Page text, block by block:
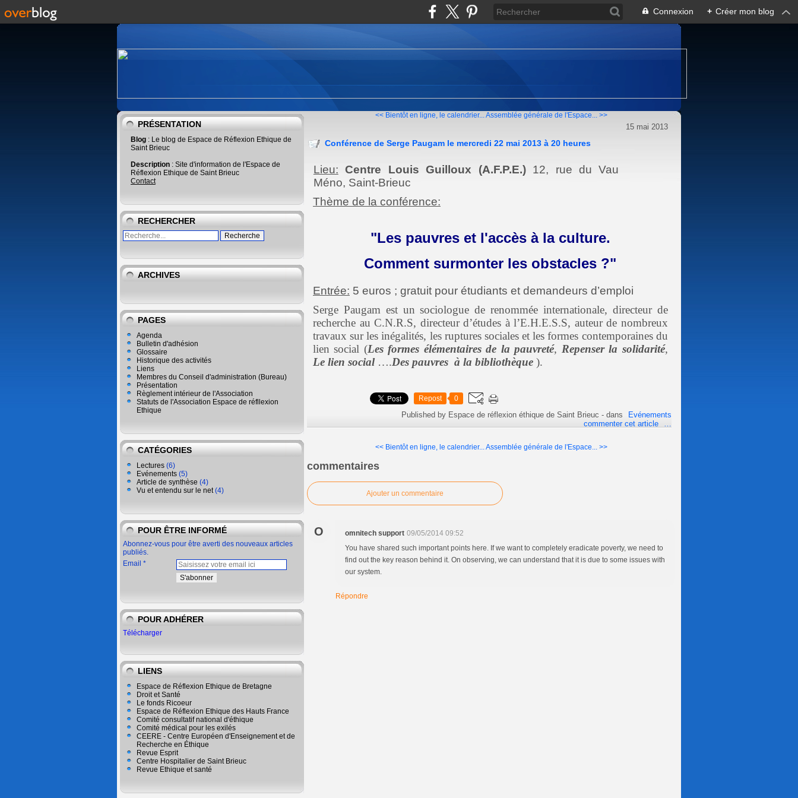
Connexion + Créer mon blog
PRÉSENTATION
Blog : Le blog de Espace de Réflexion Ethique de
Saint Brieuc
Description : Site d'information de l'Espace de
Réflexion Ethique de Saint Brieuc
Contact
RECHERCHER
ARCHIVES
PAGES
Agenda
Bulletin d'adhésion
Glossaire
Historique des activités
Liens
Membres du Conseil d'administration (Bureau)
Présentation
Règlement intérieur de l'Association
Statuts de l'Association Espace de réfllexion
Ethique
CATÉGORIES
Lectures (6)
Evénements (5)
Article de synthèse (4)
Vu et entendu sur le net(4)
POUR ÊTRE INFORMÉ
Abonnez-vous pour être averti des nouveaux articles
publiés.
Email
POUR ADHÉRER
Télécharger
LIENS
Espace de Réflexion Ethique de Bretagne
Droit et Santé
Le fonds Ricoeur
Espace de Réflexion Ethique des Hauts France
Comité consultatif national d'éthique
Comité médical pour les exilés
CEERE - Centre Européen d'Enseignement et de
Recherche en Éthique
Revue Esprit
Centre Hospitalier de Saint Brieuc
Revue Ethique et santé
<< Bientôt en ligne, le calendrier...Assemblée générale de l'Espace... >>
15 mai 2013
Conférence de Serge Paugam le mercredi 22 mai 2013 à 20 heures
Lieu: Centre Louis Guilloux (A.F.P.E.) 12, rue du Vau
Méno, Saint-Brieuc
Thème de la conférence:
"Les pauvres et l'accès à la culture.
Comment surmonter les obstacles ?"
Entrée: 5 euros ; gratuit pour étudiants et demandeurs d’emploi
Serge Paugam est un sociologue de renommée internationale, directeur de
recherche au C.N.R.S, directeur d’études à l’E.H.E.S.S, auteur de nombreux
travaux sur les inégalités, les ruptures sociales et les formes contemporaines du
lien social (Les formes élémentaires de la pauvreté, Repenser la solidarité,
Le lien social….Des pauvres à la bibliothèque ).
Repost 0
Published by Espace de réflexion éthique de Saint Brieuc -dans
Evénements
commenter cet article
…
<< Bientôt en ligne, le calendrier...Assemblée générale de l'Espace... >>
commentaires
Ajouter un commentaire
O omnitech support 09/05/2014 09:52
You have shared such important points here. If we want to completely eradicate poverty, we need to
find out the key reason behind it. On observing, we can understand that it is due to some issues with
our system.
Répondre